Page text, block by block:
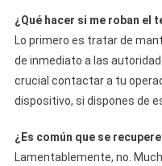
¿Qué hacer si me roban el
Lo primero es tratar de
de inmediato a las
crucial contactar a tu
dispositivo, si dispones de
¿Es común que se
Lamentablemente, no.